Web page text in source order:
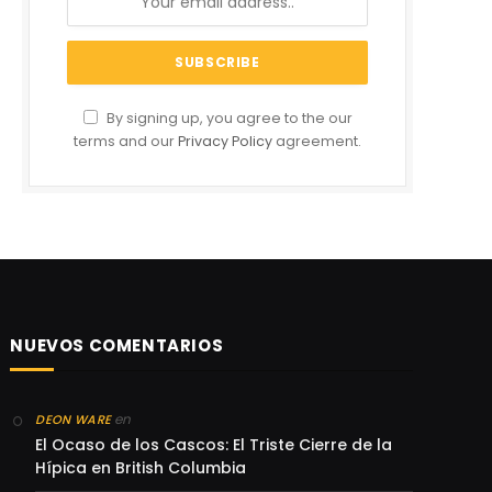
By signing up, you agree to the our
terms and ourPrivacy Policy agreement.
NUEVOS COMENTARIOS
DEON WAREen
El Ocaso de los Cascos: El Triste Cierre de la
Hípica en British Columbia